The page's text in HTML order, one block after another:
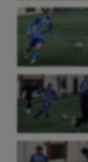
Roller-
Sarbacane
Sport
Sport
Sport santé
Sport-
Sport-